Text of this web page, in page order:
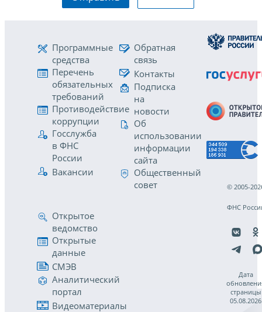
Программные
средства
Перечень
обязательных
требований
Противодействие
коррупции
Госслужба
в ФНС
России
Вакансии
Обратная
связь
Контакты
Подписка
на
новости
Об
использовании
информации
сайта
Общественный
совет
Открытое
ведомство
Открытые
данные
СМЭВ
Аналитический
портал
Видеоматериалы
© 2005-
ФНС
Дата
страницы
05.08.2026